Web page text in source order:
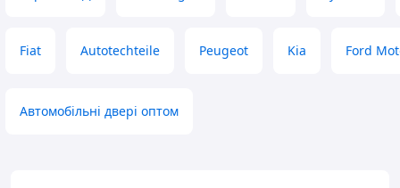
Fiat Autotechteile Peugeot Kia Ford
Автомобільні двері оптом